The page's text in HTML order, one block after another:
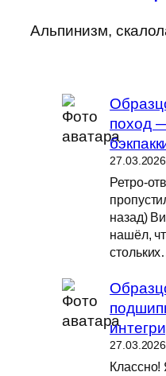
Альпинизм,
поход
27.03.2026
Ретро-
назад)
нашёл,
27.03.2026
Классно!